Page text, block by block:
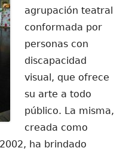
agrupación teatral
conformada por
personas con
discapacidad
visual, que ofrece
su arte a todo
público. La misma,
creada como
ha brindado